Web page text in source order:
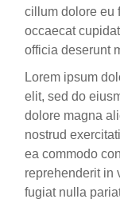
cillum dolore eu
occaecat
officia deserunt
Lorem ipsum
elit, sed do
dolore magna
nostrud
ea commodo
reprehenderit in
fugiat nulla